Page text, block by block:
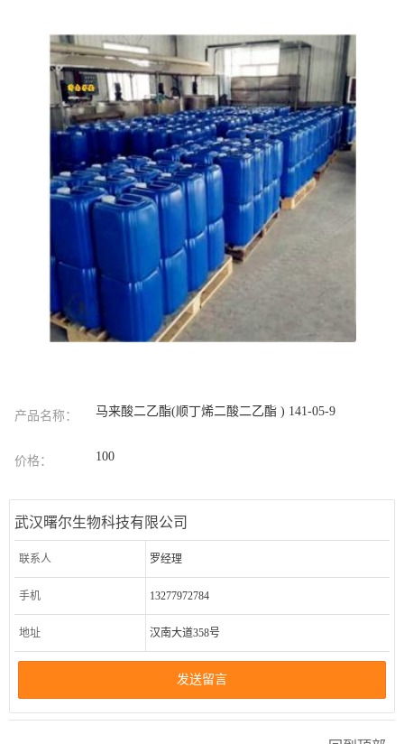
产品名称： 马来酸二乙酯(顺丁烯二酸二乙酯 ) 141-05-9
价格： 100
武汉曙尔生物科技有限公司
联系人 罗经理
手机 13277972784
地址 汉南大道358号
发送留言